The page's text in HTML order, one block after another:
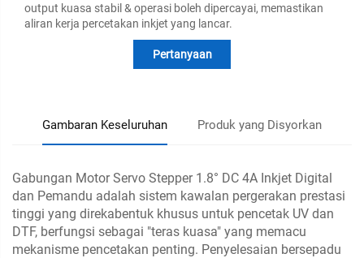
output kuasa stabil & operasi boleh dipercayai, memastikan
aliran kerja percetakan inkjet yang lancar.
Pertanyaan
Gambaran Keseluruhan Produk yang Disyorkan
Gabungan Motor Servo Stepper 1.8° DC 4A Inkjet Digital
dan Pemandu adalah sistem kawalan pergerakan prestasi
tinggi yang direkabentuk khusus untuk pencetak UV dan
DTF, berfungsi sebagai "teras kuasa" yang memacu
mekanisme pencetakan penting. Penyelesaian bersepadu